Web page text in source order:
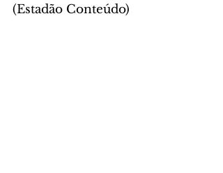
(Estadão Conteúdo)